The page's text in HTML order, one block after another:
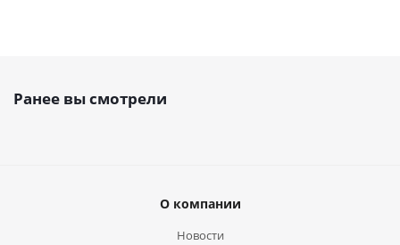
Ранее вы смотрели
О компании
Новости